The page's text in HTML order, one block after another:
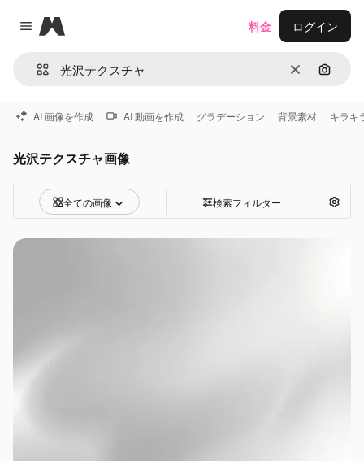
Close menu
Magnific
消去 画像で
料金 ログイン
AI 画像を作成 AI 動画を作成 グラデーション 背景素材 キラキ
光沢テクスチャ画像
全ての画像 検索フィルター